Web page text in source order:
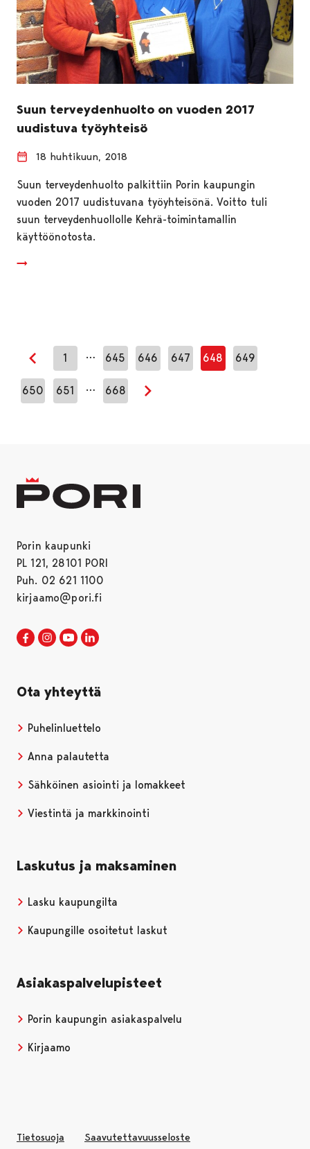
Suun terveydenhuolto on vuoden 2017
uudistuva työyhteisö
18 huhtikuun, 2018
Suun terveydenhuolto palkittiin Porin kaupungin
vuoden 2017 uudistuvana työyhteisönä. Voitto tuli
suun terveydenhuollolle Kehrä-toimintamallin
käyttöönotosta.
Edellinen sivu
1 … 645 646 647 648 649
650 651 … 668
Seuraava sivu
Porin kaupunki
PL 121, 28101 PORI
Puh. 02 621 1100
kirjaamo@pori.fi
Porin kaupunki Facebookissa
Avautuu uudessa välilehdessä
Porin kaupunki Instagramissa
Avautuu uudessa välilehdessä
Porin kaupunki Youtubessa
Avautuu uudessa välilehdessä
Ota yhteyttä
Puhelinluettelo
Anna palautetta
Sähköinen asiointi ja lomakkeet
Viestintä ja markkinointi
Laskutus ja maksaminen
Lasku kaupungilta
Kaupungille osoitetut laskut
Asiakaspalvelupisteet
Porin kaupungin asiakaspalvelu
Kirjaamo
Tietosuoja Saavutettavuusseloste